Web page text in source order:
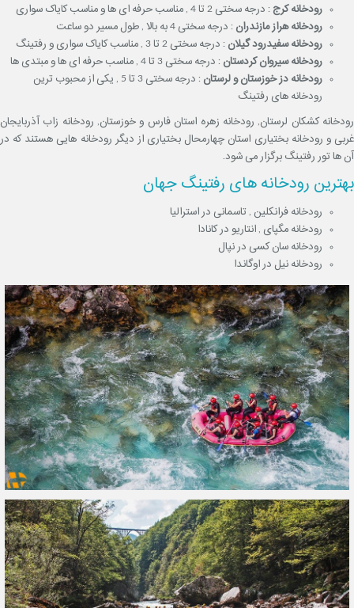
رودخانه کرج : درجه سختی 2 تا 4 , مناسب حرفه ای ها و مناسب کایاک سواری
رودخانه هراز مازندران : درجه سختی 4 به بالا , طول مسیر دو ساعت
رودخانه سفیدرود گیلان : درجه سختی 2 تا 3 , مناسب کایاک سواری و رفتینگ
رودخانه سیروان کردستان : درجه سختی 3 تا 4 , مناسب حرفه ای ها و مبتدی ها
رودخانه دز خوزستان و لرستان
: درجه سختی 3 تا 5 , یکی از محبوب ترین
رودخانه های رفتینگ
رودخانه کشکان لرستان, رودخانه زهره استان فارس و خوزستان, رودخانه زاب آذربایجان
غربی و رودخانه بختیاری استان چهارمحال بختیاری از دیگر رودخانه هایی هستند که در
آن ها تور رفتینگ برگزار می شود.
بهترین رودخانه های رفتینگ جهان
رودخانه فرانکلین , تاسمانی در استرالیا
رودخانه مگپای , انتاریو در کانادا
رودخانه سان کسی در نپال
رودخانه نیل در اوگاندا